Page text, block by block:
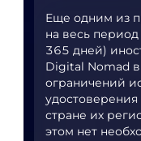
Еще одним из
на весь
365 дней)
Digital Nomad
ограничений
стране их
этом нет